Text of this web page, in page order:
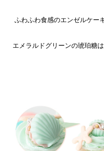
ふわふわ食感のエンゼルケー
エメラルドグリーンの琥珀糖